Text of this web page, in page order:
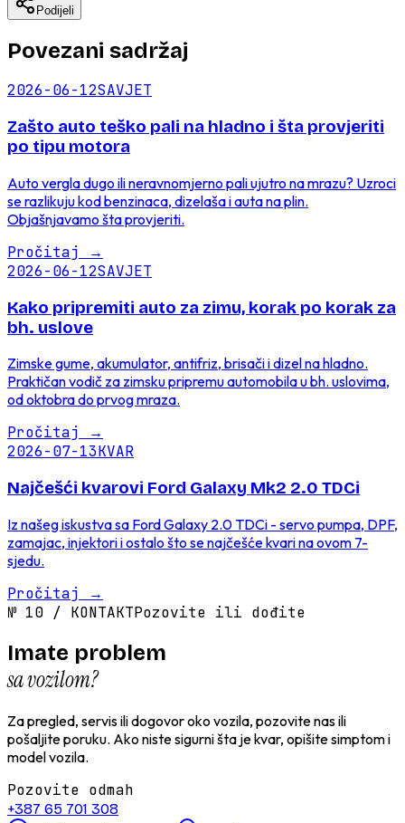
Podijeli
Povezani sadržaj
2026-06-12SAVJET
Zašto auto teško pali na hladno i šta provjeriti
po tipu motora
Auto vergla dugo ili neravnomjerno pali ujutro na mrazu? Uzroci
se razlikuju kod benzinaca, dizelaša i auta na plin.
Objašnjavamo šta provjeriti.
Pročitaj →
2026-06-12SAVJET
Kako pripremiti auto za zimu, korak po korak za
bh. uslove
Zimske gume, akumulator, antifriz, brisači i dizel na hladno.
Praktičan vodič za zimsku pripremu automobila u bh. uslovima,
od oktobra do prvog mraza.
Pročitaj →
2026-07-13KVAR
Najčešći kvarovi Ford Galaxy Mk2 2.0 TDCi
Iz našeg iskustva sa Ford Galaxy 2.0 TDCi - servo pumpa, DPF,
zamajac, injektori i ostalo što se najčešće kvari na ovom 7-
sjedu.
Pročitaj →
№ 10 / KONTAKTPozovite ili dođite
Imate problem
sa vozilom?
Za pregled, servis ili dogovor oko vozila, pozovite nas ili
pošaljite poruku. Ako niste sigurni šta je kvar, opišite simptom i
model vozila.
Pozovite odmah
+387 65 701 308